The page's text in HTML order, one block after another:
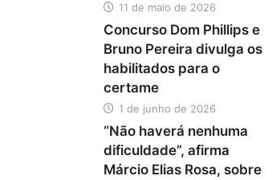
11 de maio de 2026
Concurso Dom Phillips e
Bruno Pereira divulga os
habilitados para o
certame
1 de junho de 2026
“Não haverá nenhuma
dificuldade”, afirma
Márcio Elias Rosa, sobre